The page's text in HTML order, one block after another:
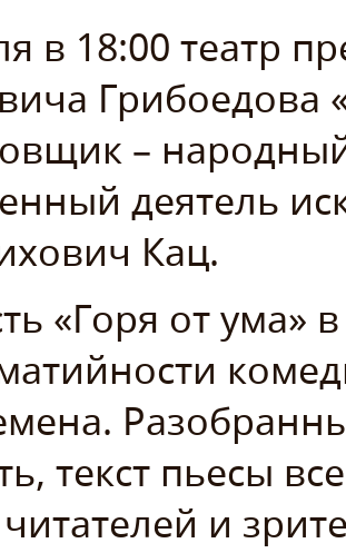
в 18:00 театр
Грибоедова
–
деятель
Кац.
«Горя от ума»
текст пьесы
и